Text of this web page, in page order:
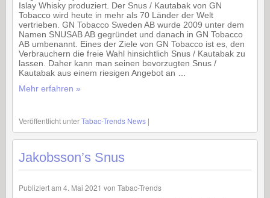
Islay Whisky produziert. Der Snus / Kautabak von GN
Tobacco wird heute in mehr als 70 Länder der Welt
vertrieben. GN Tobacco Sweden AB wurde 2009 unter dem
Namen SNUSAB AB gegründet und danach in GN Tobacco
AB umbenannt. Eines der Ziele von GN Tobacco ist es, den
Verbrauchern die freie Wahl hinsichtlich Snus / Kautabak zu
lassen. Daher kann man seinen bevorzugten Snus /
Kautabak aus einem riesigen Angebot an …
Mehr erfahren »
Veröffentlicht unterTabac-Trends News |
Jakobsson’s Snus
Publiziert am 4. Mai 2021 von Tabac-Trends